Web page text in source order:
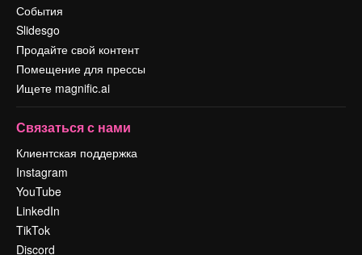
События
Slidesgo
Продайте свой контент
Помещение для прессы
Ищете magnific.ai
Связаться с нами
Клиентская поддержка
Instagram
YouTube
LinkedIn
TikTok
Discord